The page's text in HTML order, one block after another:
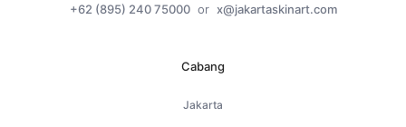
+62 (895) 240 75000 or x@jakartaskinart.com
Cabang
Jakarta